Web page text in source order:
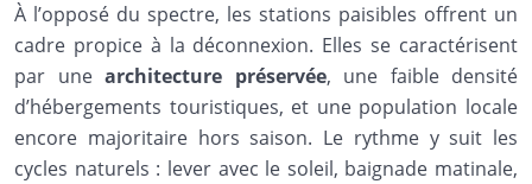
À l’opposé du spectre, les stations paisibles offrent un
cadre propice à la déconnexion. Elles se caractérisent
par une architecture préservée, une faible densité
d’hébergements touristiques, et une population locale
encore majoritaire hors saison. Le rythme y suit les
cycles naturels : lever avec le soleil, baignade matinale,